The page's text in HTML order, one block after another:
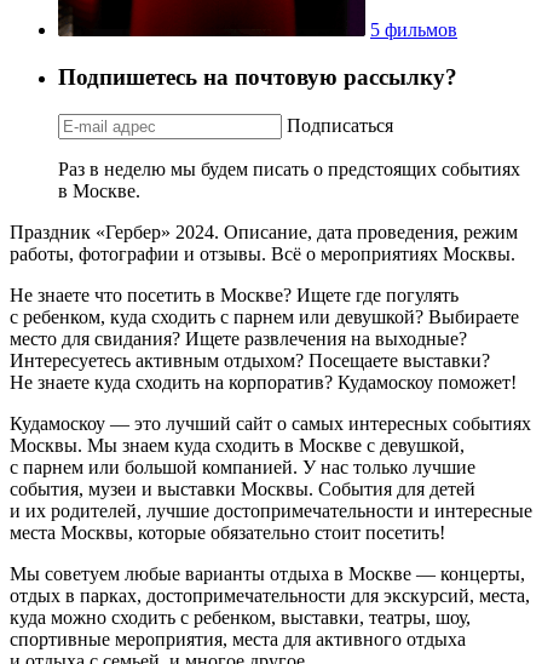
5 фильмов
Подпишетесь на почтовую рассылку?
Подписаться
Раз в неделю мы будем писать о предстоящих событиях
в Москве.
Праздник «Гербер» 2024. Описание, дата проведения, режим
работы, фотографии и отзывы. Всё о мероприятиях Москвы.
Не знаете что посетить в Москве? Ищете где погулять
с ребенком, куда сходить с парнем или девушкой? Выбираете
место для свидания? Ищете развлечения на выходные?
Интересуетесь активным отдыхом? Посещаете выставки?
Не знаете куда сходить на корпоратив? Кудамоскоу поможет!
Кудамоскоу — это лучший сайт о самых интересных событиях
Москвы. Мы знаем куда сходить в Москве с девушкой,
с парнем или большой компанией. У нас только лучшие
события, музеи и выставки Москвы. События для детей
и их родителей, лучшие достопримечательности и интересные
места Москвы, которые обязательно стоит посетить!
Мы советуем любые варианты отдыха в Москве — концерты,
отдых в парках, достопримечательности для экскурсий, места,
куда можно сходить с ребенком, выставки, театры, шоу,
спортивные мероприятия, места для активного отдыха